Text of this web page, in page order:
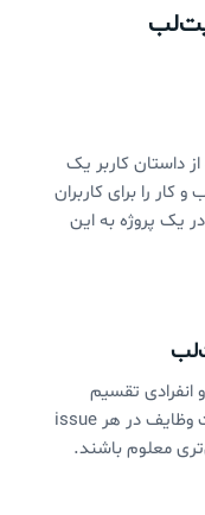
داستان کاربر یک
را برای کاربران
یک پروژه به این
تقسیم
معلوم باشند.